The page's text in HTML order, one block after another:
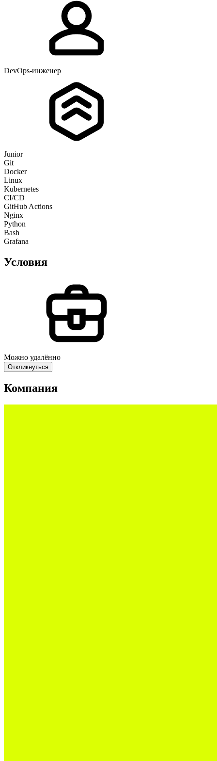
DevOps-инженер
Junior
Git
Docker
Linux
Kubernetes
CI/CD
GitHub Actions
Nginx
Python
Bash
Grafana
Условия
Можно удалённо
Откликнуться
Компания